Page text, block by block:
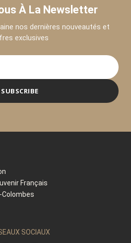
À La Newsletter
nos dernières nouveautés et
exclusives
SUBSCRIBE
Français
Colombes
SOCIAUX